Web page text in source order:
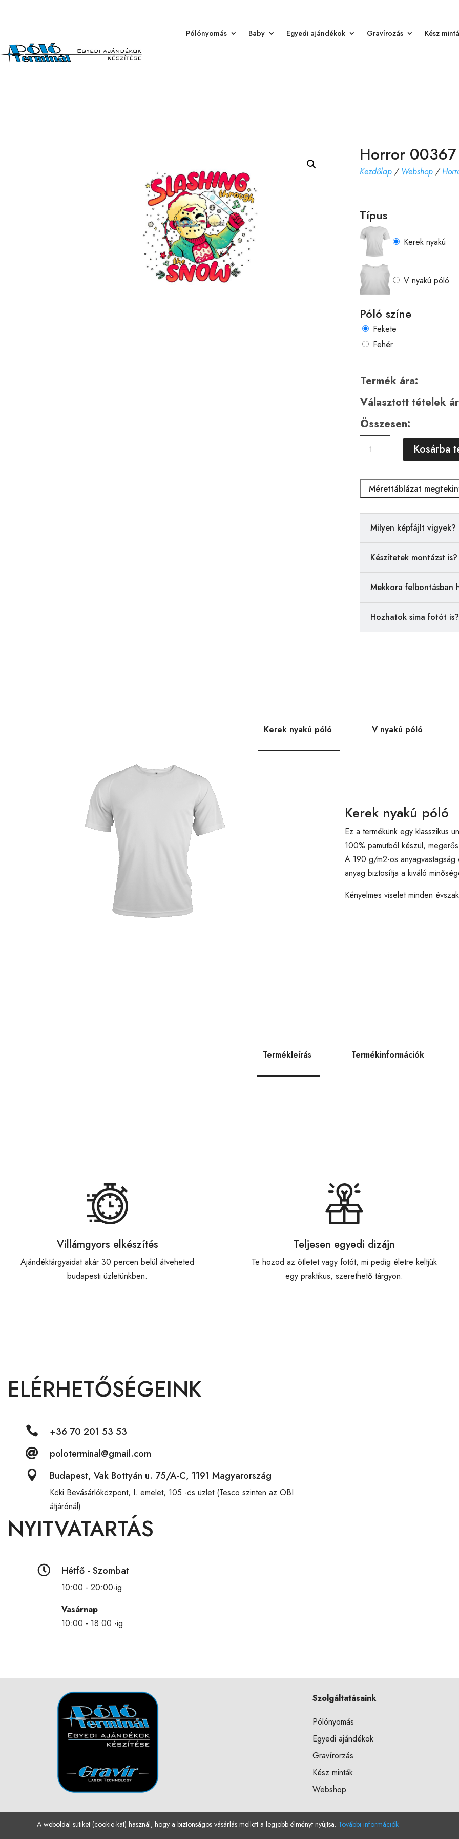
Pólónyomás Baby Egyedi ajándékok Gravírozás Kész
Horror 00367
Kezdőlap/ Webshop/
Típus
Kerek nyakú
V nyakú póló
Póló színe
Fekete
Fehér
Termék ára:
Választott tételek
Összesen:
00367
Kosárba
Mérettáblázat
Milyen képfájlt vigyek?
Készítetek montázst is?
Mekkora felbontásban
Hozhatok sima fotót is?
Kerek nyakú póló V nyakú póló
Kerek nyakú póló
Ez a termékünk egy klasszikus
100% pamutból készül,
A 190 g/m2-os
anyag biztosítja a kiváló
Kényelmes viselet minden
Termékleírás Termékinformációk
Villámgyors elkészítés
Ajándéktárgyaidat akár 30 percen belül átveheted
budapesti üzletünkben.
Teljesen egyedi dizájn
Te hozod az ötletet vagy fotót, mi pedig életre keltjük
egy praktikus, szerethető tárgyon.
ELÉRHETŐSÉGEINK
 +36 70 201 53 53
 poloterminal@gmail.com
 Budapest, Vak Bottyán u. 75/A-C, 1191 Magyarország
Köki Bevásárlóközpont, I. emelet, 105.-ös üzlet (Tesco szinten az OBI
átjárónál)
NYITVATARTÁS
 Hétfő - Szombat
10:00 - 20:00-ig
Vasárnap
10:00 - 18:00 -ig
Szolgáltatásaink
Pólónyomás
Egyedi ajándékok
Gravírorzás
Kész minták
Webshop
A weboldal sütiket (cookie-kat) használ, hogy a biztonságos vásárlás mellett a legjobb élményt nyújtsa. További információk